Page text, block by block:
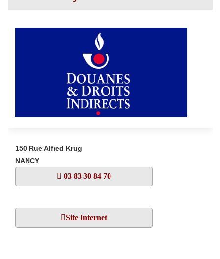
150 Rue Alfred Krug
NANCY
03 83 30 84 70
Site Internet